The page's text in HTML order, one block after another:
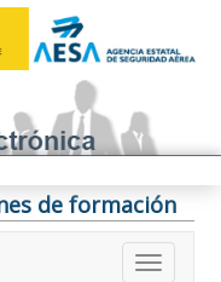
de formación